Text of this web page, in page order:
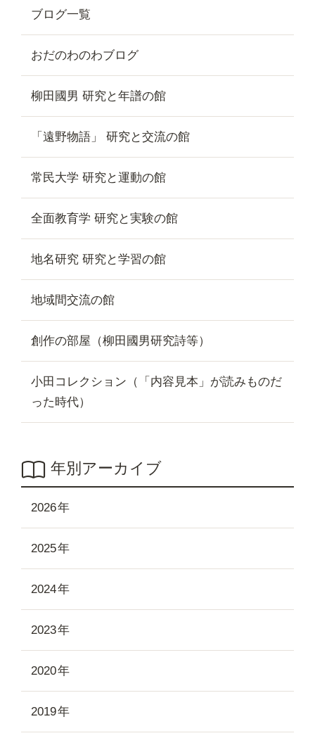
ブログ一覧
おだのわのわブログ
柳田國男 研究と年譜の館
「遠野物語」 研究と交流の館
常民大学 研究と運動の館
全面教育学 研究と実験の館
地名研究 研究と学習の館
地域間交流の館
創作の部屋（柳田國男研究詩等）
小田コレクション（「内容見本」が読みものだ
った時代）
年別アーカイブ
2026
2025
2024
2023
2020
2019